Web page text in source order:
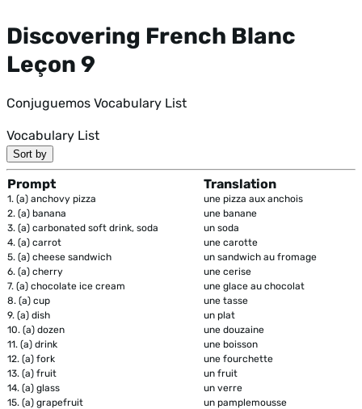
Discovering French Blanc
Leçon 9
Conjuguemos Vocabulary List
Vocabulary List
Sort by
Prompt Translation
1. (a) anchovy pizza
une pizza aux anchois
2. (a) banana
une banane
3. (a) carbonated soft drink, soda
un soda
4. (a) carrot
une carotte
5. (a) cheese sandwich
un sandwich au fromage
6. (a) cherry
une cerise
7. (a) chocolate ice cream
une glace au chocolat
8. (a) cup
une tasse
9. (a) dish
un plat
10. (a) dozen
une douzaine
11. (a) drink
une boisson
12. (a) fork
une fourchette
13. (a) fruit
un fruit
14. (a) glass
un verre
15. (a) grapefruit
un pamplemousse